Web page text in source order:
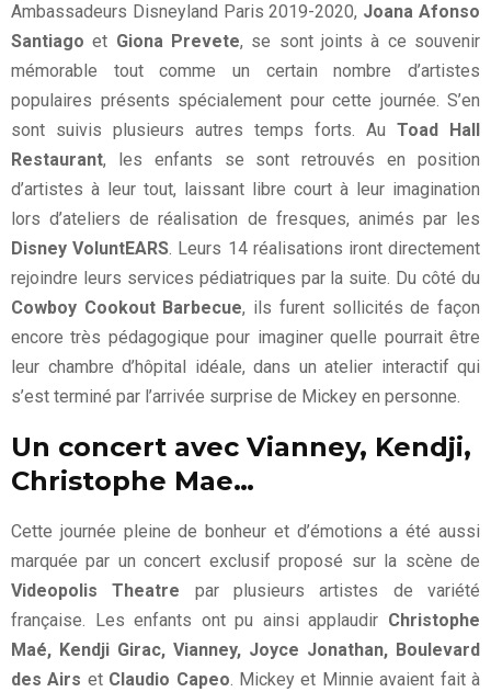
Ambassadeurs Disneyland Paris 2019-2020, Joana Afonso
Santiago et Giona Prevete, se sont joints à ce souvenir
mémorable tout comme un certain nombre d’artistes
populaires présents spécialement pour cette journée. S’en
sont suivis plusieurs autres temps forts. Au Toad Hall
Restaurant, les enfants se sont retrouvés en position
d’artistes à leur tout, laissant libre court à leur imagination
lors d’ateliers de réalisation de fresques, animés par les
Disney VoluntEARS. Leurs 14 réalisations iront directement
rejoindre leurs services pédiatriques par la suite. Du côté du
Cowboy Cookout Barbecue, ils furent sollicités de façon
encore très pédagogique pour imaginer quelle pourrait être
leur chambre d’hôpital idéale, dans un atelier interactif qui
s’est terminé par l’arrivée surprise de Mickey en personne.
Un concert avec Vianney, Kendji,
Christophe Mae…
Cette journée pleine de bonheur et d’émotions a été aussi
marquée par un concert exclusif proposé sur la scène de
Videopolis Theatre par plusieurs artistes de variété
française. Les enfants ont pu ainsi applaudir Christophe
Maé, Kendji Girac, Vianney, Joyce Jonathan, Boulevard
des Airs et Claudio Capeo. Mickey et Minnie avaient fait à